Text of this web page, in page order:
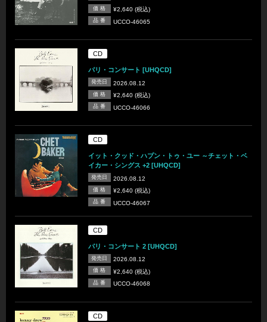
価 格 ¥2,640 (税込)
品 番 UCCO-46065
CD
パリ・コンサート [UHQCD]
発売日 2026.08.12
価 格 ¥2,640 (税込)
品 番 UCCO-46066
CD
イット・クッド・ハプン・トゥ・ユー ～チェット・ベ
イカー・シングス +2 [UHQCD]
発売日 2026.08.12
価 格 ¥2,640 (税込)
品 番 UCCO-46067
CD
パリ・コンサート 2 [UHQCD]
発売日 2026.08.12
価 格 ¥2,640 (税込)
品 番 UCCO-46068
CD